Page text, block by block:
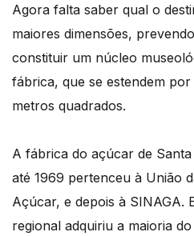
Agora falta saber qual o
maiores dimensões,
constituir um núcleo
fábrica, que se estendem
metros quadrados.
A fábrica do açúcar de
até 1969 pertenceu à União
Açúcar, e depois à SINAGA.
regional adquiriu a maioria